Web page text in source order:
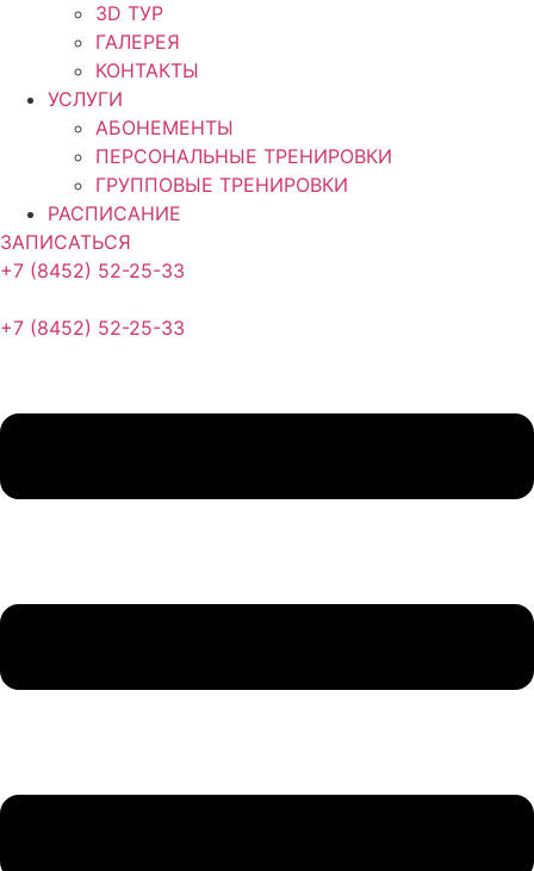
3D ТУР
ГАЛЕРЕЯ
КОНТАКТЫ
УСЛУГИ
АБОНЕМЕНТЫ
ПЕРСОНАЛЬНЫЕ ТРЕНИРОВКИ
ГРУППОВЫЕ ТРЕНИРОВКИ
РАСПИСАНИЕ
ЗАПИСАТЬСЯ
+7 (8452) 52-25-33
+7 (8452) 52-25-33